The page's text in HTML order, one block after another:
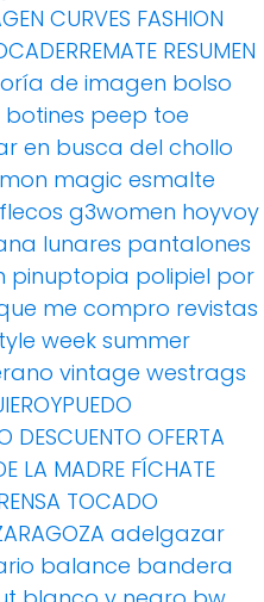
CURVES FASHION
RESUMEN
de imagen bolso
botines peep toe
en busca del chollo
magic esmalte
flecos g3women hoyvoy
lunares pantalones
pinuptopia polipiel por
me compro revistas
weeksummer
vintage westrags
DESCUENTO OFERTA
LA MADRE FÍCHATE
TOCADO
adelgazar
balance bandera